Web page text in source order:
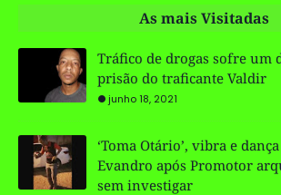
As mais Visitadas
Tráfico de drogas sofre um
prisão do traficante Valdir
junho 18, 2021
‘Toma Otário’, vibra e
Evandro após Promotor
sem investigar